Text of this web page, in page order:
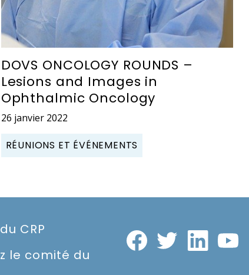
DOVS ONCOLOGY ROUNDS –
Lesions and Images in
Ophthalmic Oncology
26 janvier 2022
RÉUNIONS ET ÉVÉNEMENTS
CRP
le comité du